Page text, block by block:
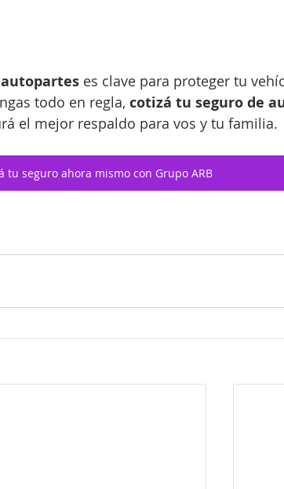
es clave para proteger tu
todo en regla, cotizá tu seguro de
el mejor respaldo para vos y tu familia.
tu seguro ahora mismo con Grupo ARB